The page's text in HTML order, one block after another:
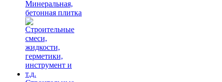
Минеральная,
бетонная плитка